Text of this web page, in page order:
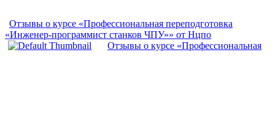
Отзывы о курсе «Профессиональная переподготовка
«Инженер-программист станков ЧПУ»» от Нцпо
Отзывы о курсе «Профессиональная